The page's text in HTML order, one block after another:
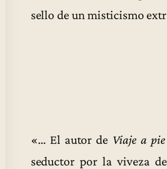
sello de un misticismo
«… El autor de Viaje a pie
seductor por la viveza